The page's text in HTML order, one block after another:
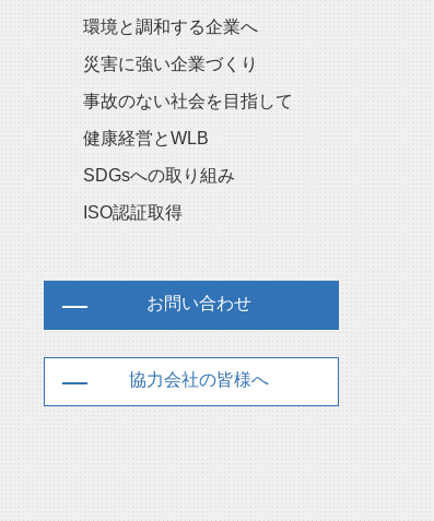
環境と調和する企業へ
災害に強い企業づくり
事故のない社会を目指して
健康経営とWLB
SDGsへの取り組み
ISO認証取得
お問い合わせ
協力会社の皆様へ